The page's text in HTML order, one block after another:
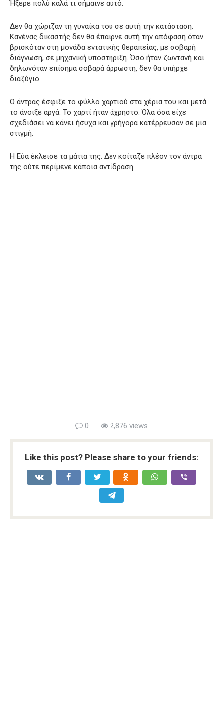
Ήξερε πολύ καλά τι σήμαινε αυτό.
Δεν θα χώριζαν τη γυναίκα του σε αυτή την κατάσταση.
Κανένας δικαστής δεν θα έπαιρνε αυτή την απόφαση όταν
βρισκόταν στη μονάδα εντατικής θεραπείας, με σοβαρή
διάγνωση, σε μηχανική υποστήριξη. Όσο ήταν ζωντανή και
δηλωνόταν επίσημα σοβαρά άρρωστη, δεν θα υπήρχε
διαζύγιο.
Ο άντρας έσφιξε το φύλλο χαρτιού στα χέρια του και μετά
το άνοιξε αργά. Το χαρτί ήταν άχρηστο. Όλα όσα είχε
σχεδιάσει να κάνει ήσυχα και γρήγορα κατέρρευσαν σε μια
στιγμή.
Η Εύα έκλεισε τα μάτια της. Δεν κοίταζε πλέον τον άντρα
της ούτε περίμενε κάποια αντίδραση.
0 2,876 views
Like this post? Please share to your friends: